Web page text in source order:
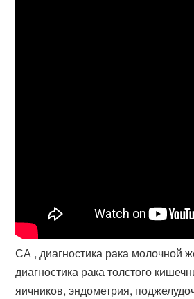
СА , диагностика рака молочной
диагностика рака толстого
яичников, эндометрия,